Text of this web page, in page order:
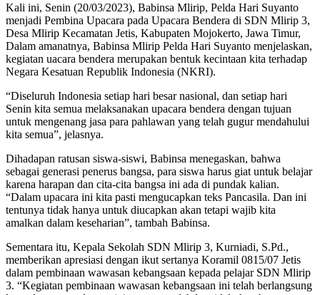
Kali ini, Senin (20/03/2023), Babinsa Mlirip, Pelda Hari Suyanto
menjadi Pembina Upacara pada Upacara Bendera di SDN Mlirip 3,
Desa Mlirip Kecamatan Jetis, Kabupaten Mojokerto, Jawa Timur,
Dalam amanatnya, Babinsa Mlirip Pelda Hari Suyanto menjelaskan,
kegiatan uacara bendera merupakan bentuk kecintaan kita terhadap
Negara Kesatuan Republik Indonesia (NKRI).
“Diseluruh Indonesia setiap hari besar nasional, dan setiap hari
Senin kita semua melaksanakan upacara bendera dengan tujuan
untuk mengenang jasa para pahlawan yang telah gugur mendahului
kita semua”, jelasnya.
Dihadapan ratusan siswa-siswi, Babinsa menegaskan, bahwa
sebagai generasi penerus bangsa, para siswa harus giat untuk belajar
karena harapan dan cita-cita bangsa ini ada di pundak kalian.
“Dalam upacara ini kita pasti mengucapkan teks Pancasila. Dan ini
tentunya tidak hanya untuk diucapkan akan tetapi wajib kita
amalkan dalam keseharian”, tambah Babinsa.
Sementara itu, Kepala Sekolah SDN Mlirip 3, Kurniadi, S.Pd.,
memberikan apresiasi dengan ikut sertanya Koramil 0815/07 Jetis
dalam pembinaan wawasan kebangsaan kepada pelajar SDN Mlirip
3. “Kegiatan pembinaan wawasan kebangsaan ini telah berlangsung